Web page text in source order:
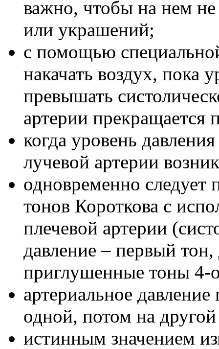
важно, чтобы на нем
или украшений;
с помощью
накачать воздух, пока
превышать
артерии прекращается
когда уровень
лучевой артерии
одновременно следует
тонов Короткова с
плечевой артерии
давление – первый тон,
приглушенные тоны 4-
артериальное
одной, потом на
истинным значением